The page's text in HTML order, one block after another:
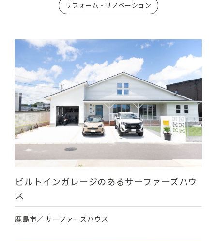
リフォーム・リノベーション
ビルトインガレージのあるサーファーズハウ
ス
鹿島市／ サーファーズハウス